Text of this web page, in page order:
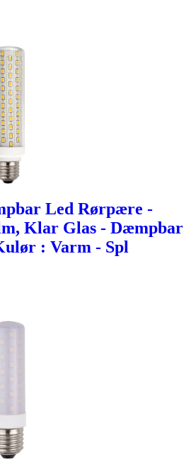
Led Rørpære -
Klar Glas - Dæmpbar
: Varm - Spl